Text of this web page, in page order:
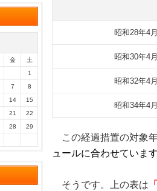
昭和28年4
昭和30年4
昭和32年4
昭和34年4
この経過措置の対象
ュールに合わせています
そうです。上の表は 「
金
土
1
7
8
14
15
21
22
28
29